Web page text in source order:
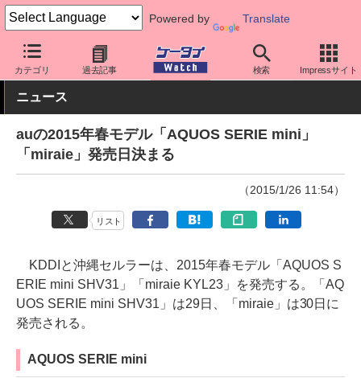
Powered by Translate
カテゴリ 過去記事 検索 Impressサイト
ケータイ Watch キャリア au スマホ・ケータイ
ニュース
auの2015年春モデル「AQUOS SERIE mini」
「miraie」発売日決まる
（2015/1/26 11:54）
リスト
KDDIと沖縄セルラーは、2015年春モデル「AQUOS S
ERIE mini SHV31」「miraie KYL23」を発売する。「AQ
UOS SERIE mini SHV31」は29日、「miraie」は30日に
発売される。
AQUOS SERIE mini